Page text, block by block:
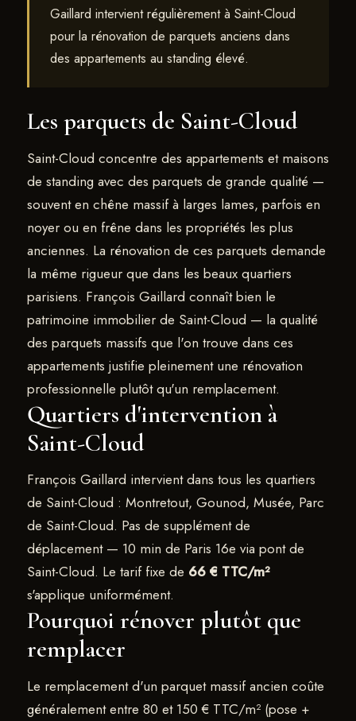
Gaillard intervient régulièrement à Saint-Cloud
pour la rénovation de parquets anciens dans
des appartements au standing élevé.
Les parquets de Saint-Cloud
Saint-Cloud concentre des appartements et maisons
de standing avec des parquets de grande qualité —
souvent en chêne massif à larges lames, parfois en
noyer ou en frêne dans les propriétés les plus
anciennes. La rénovation de ces parquets demande
la même rigueur que dans les beaux quartiers
parisiens. François Gaillard connaît bien le
patrimoine immobilier de Saint-Cloud — la qualité
des parquets massifs que l'on trouve dans ces
appartements justifie pleinement une rénovation
professionnelle plutôt qu'un remplacement.
Quartiers d'intervention à
Saint-Cloud
François Gaillard intervient dans tous les quartiers
de Saint-Cloud : Montretout, Gounod, Musée, Parc
de Saint-Cloud. Pas de supplément de
déplacement — 10 min de Paris 16e via pont de
Saint-Cloud. Le tarif fixe de 66 € TTC/m²
s'applique uniformément.
Pourquoi rénover plutôt que
remplacer
Le remplacement d'un parquet massif ancien coûte
généralement entre 80 et 150 € TTC/m² (pose +